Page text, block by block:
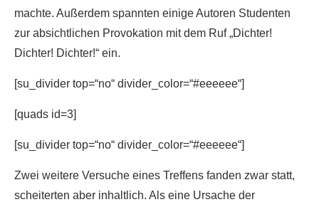
machte. Außerdem spannten einige Autoren Studenten
zur absichtlichen Provokation mit dem Ruf „Dichter!
Dichter! Dichter!“ ein.
[su_divider top=“no“ divider_color=“#eeeeee“]
[quads id=3]
[su_divider top=“no“ divider_color=“#eeeeee“]
Zwei weitere Versuche eines Treffens fanden zwar statt,
scheiterten aber inhaltlich. Als eine Ursache der